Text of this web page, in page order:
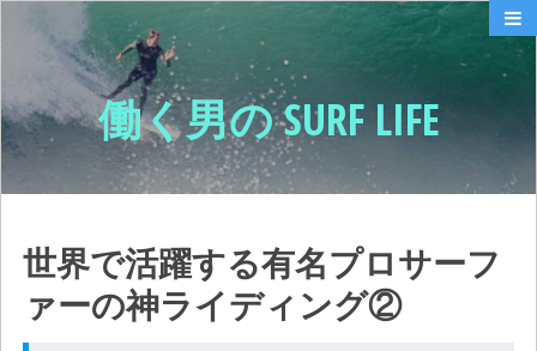
働く男の SURF LIFE
世界で活躍する有名プロサーフ
ァーの神ライディング②